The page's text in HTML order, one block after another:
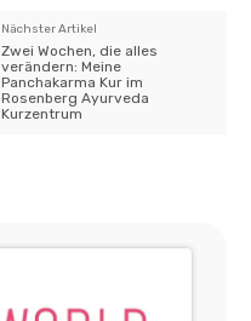
Nächster Artikel
Zwei Wochen, die alles
verändern: Meine
Panchakarma Kur im
Rosenberg Ayurveda
Kurzentrum